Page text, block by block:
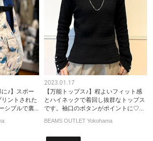
に♪】スポー
ントされた
シブルで裏...
2023.01.17
【万能トップス♪】程よいフィット感
とハイネックで着回し抜群なトップス
です。袖口のボタンがポイントに♡...
BEAMS OUTLET Yokohama